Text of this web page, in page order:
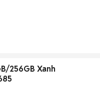
256GB Xanh